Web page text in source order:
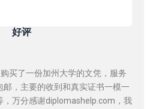
好评
买了一份加州大学的文凭，服务
邮，主要的收到和真实证书一模一
，万分感谢diplomashelp.com，我